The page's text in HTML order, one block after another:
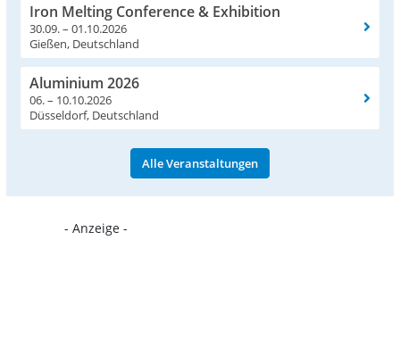
Iron Melting Conference & Exhibition
30.09. – 01.10.2026
Gießen, Deutschland
Aluminium 2026
06. – 10.10.2026
Düsseldorf, Deutschland
Alle Veranstaltungen
- Anzeige -